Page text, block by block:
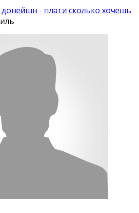
донейшн - плати сколько хочешь